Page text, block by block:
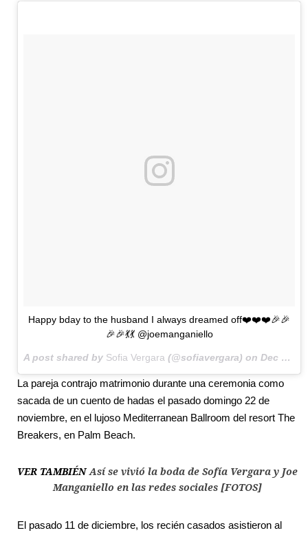
Happy bday to the husband I always dreamed off❤️❤️❤️🎉🎉
🎉🎉💃💃 @joemanganiello
A post shared by Sofia Vergara (@sofiavergara) on Dec 28, 2015 at 9:29am PST
La pareja contrajo matrimonio durante una ceremonia como
sacada de un cuento de hadas el pasado domingo 22 de
noviembre, en el lujoso Mediterranean Ballroom del resort The
Breakers, en Palm Beach.
VER TAMBIÉN Así se vivió la boda de Sofía Vergara y Joe
Manganiello en las redes sociales [FOTOS]
El pasado 11 de diciembre, los recién casados asistieron al